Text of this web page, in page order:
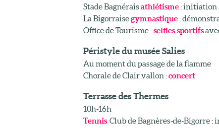
Stade Bagnéraisathlétisme: initiation
La Bigorraisegymnastique:
Office de Tourisme : selfies sportifs
Péristyle du musée Salies
Au moment du passage de la flamme
Chorale de Clair vallon :concert
Terrasse des Thermes
10h-16h
Tennis Club de Bagnères-de-Bigorre